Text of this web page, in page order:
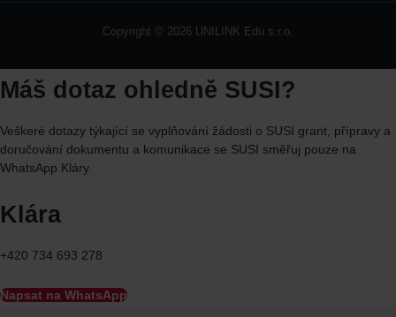
Copyright © 2026 UNILINK Edu s.r.o.
Máš dotaz ohledně SUSI?
Veškeré dotazy týkající se vyplňování žádosti o SUSI grant, přípravy a
doručování dokumentu a komunikace se SUSI směřuj pouze na
WhatsApp Kláry.
Klára
+420 734 693 278
Napsat na WhatsApp